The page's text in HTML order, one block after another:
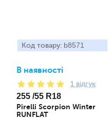
Код товару: b8571
В наявності
1 відгук
255 /55 R18
Pirelli Scorpion Winter
RUNFLAT